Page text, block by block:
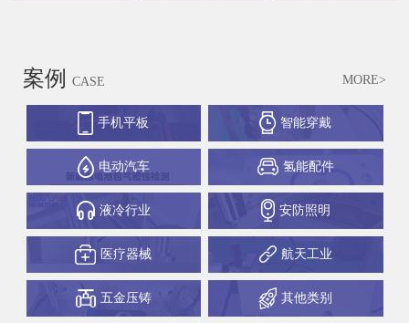
案例 CASE MORE>
手机平板 智能穿戴
电动汽车 氢能配件
液冷行业 安防照明
医疗器械 航天工业
五金压铸 其他类别